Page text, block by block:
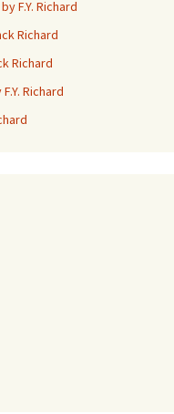
F.Y. Richard
Richard
Richard
Richard